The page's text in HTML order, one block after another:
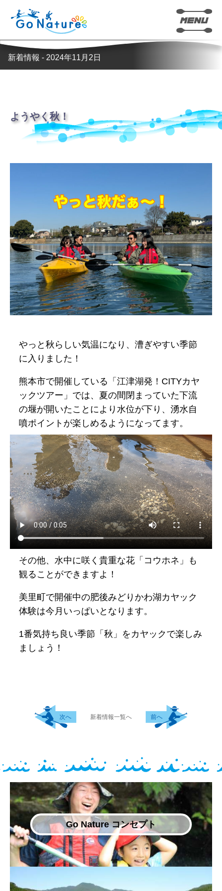
サンセット
リバートレッキン
■ゴーネイチャークラブ
■コンセプト
■フィールド・アクセス
■会社概要
新着情報 - 2024年11月2日
ようやく秋！
やっと秋らしい気温になり、漕ぎやすい季節
に入りました！
熊本市で開催している「江津湖発！CITYカヤ
ックツアー」では、夏の間閉まっていた下流
の堰が開いたことにより水位が下り、湧水自
噴ポイントが楽しめるようになってます。
その他、水中に咲く貴重な花「コウホネ」も
観ることができますよ！
美里町で開催中の肥後みどりかわ湖カヤック
体験は今月いっぱいとなります。
1番気持ち良い季節「秋」をカヤックで楽しみ
ましょう！
次へ 新着情報一覧へ 前へ
Go Nature コンセプト